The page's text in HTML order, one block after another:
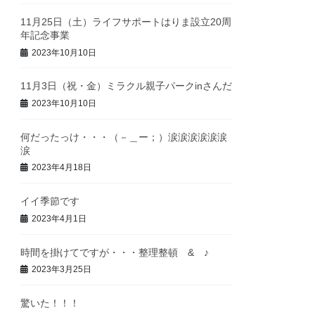
11月25日（土）ライフサポートはりま設立20周
年記念事業
2023年10月10日
11月3日（祝・金）ミラクル親子パークinさんだ
2023年10月10日
何だったっけ・・・（－＿ー；）涙涙涙涙涙涙
涙
2023年4月18日
イイ季節です
2023年4月1日
時間を掛けてですが・・・整理整頓 & ♪
2023年3月25日
驚いた！！！